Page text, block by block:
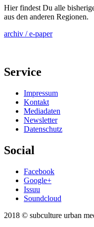
Hier findest Du alle
aus den anderen Regionen.
archiv / e-paper
Service
Impressum
Kontakt
Mediadaten
Newsletter
Datenschutz
Social
Facebook
Google+
Issuu
Soundcloud
2018 © subculture urban